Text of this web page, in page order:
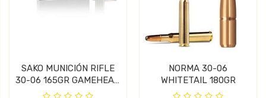
SAKO MUNICIÓN RIFLE
30-06 165GR GAMEHEAD
PRO
NORMA 30-06
WHITETAIL 180GR